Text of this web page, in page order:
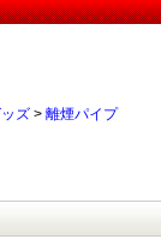
ズ > 離煙パイプ